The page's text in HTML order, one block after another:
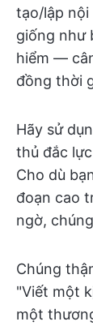
tạo/lập nội
giống như
hiểm —
đồng thời
Hãy sử
thủ đắc
Cho dù
đoạn cao
ngờ,
Chúng
"Viết một
một